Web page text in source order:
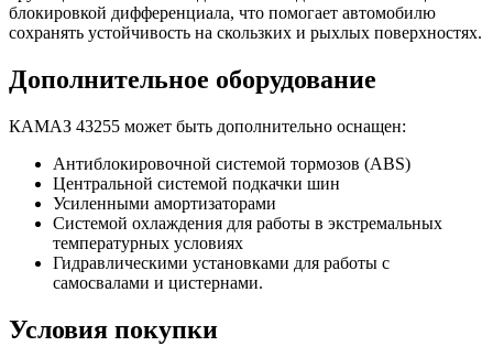
блокировкой дифференциала, что помогает автомобилю
сохранять устойчивость на скользких и рыхлых поверхностях.
Дополнительное оборудование
КАМАЗ 43255 может быть дополнительно оснащен:
Антиблокировочной системой тормозов (ABS)
Центральной системой подкачки шин
Усиленными амортизаторами
Системой охлаждения для работы в экстремальных
температурных условиях
Гидравлическими установками для работы с
самосвалами и цистернами.
Условия покупки